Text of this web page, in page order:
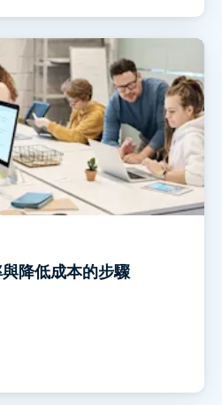
降低成本的步驟